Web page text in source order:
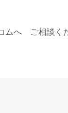
ムへ ご相談く